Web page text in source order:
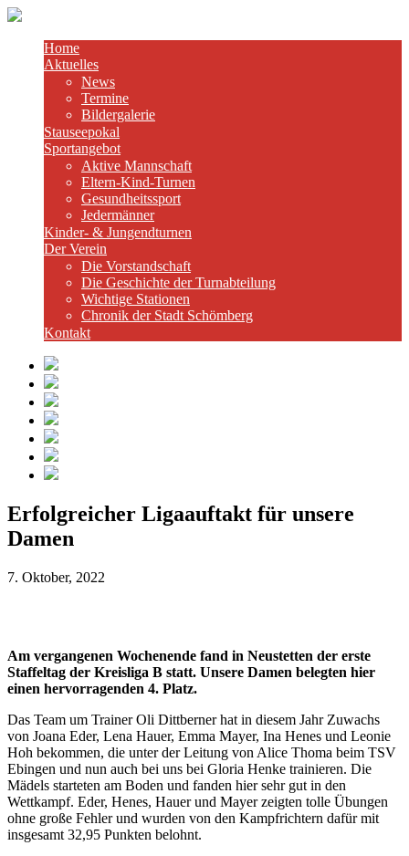
Home
Aktuelles
News
Termine
Bildergalerie
Stauseepokal
Sportangebot
Aktive Mannschaft
Eltern-Kind-Turnen
Gesundheitssport
Jedermänner
Kinder- & Jungendturnen
Der Verein
Die Vorstandschaft
Die Geschichte der Turnabteilung
Wichtige Stationen
Chronik der Stadt Schömberg
Kontakt
Erfolgreicher Ligaauftakt für unsere
Damen
7. Oktober, 2022
Am vergangenen Wochenende fand in Neustetten der erste
Staffeltag der Kreisliga B statt. Unsere Damen belegten hier
einen hervorragenden 4. Platz.
Das Team um Trainer Oli Dittberner hat in diesem Jahr Zuwachs
von Joana Eder, Lena Hauer, Emma Mayer, Ina Henes und Leonie
Hoh bekommen, die unter der Leitung von Alice Thoma beim TSV
Ebingen und nun auch bei uns bei Gloria Henke trainieren. Die
Mädels starteten am Boden und fanden hier sehr gut in den
Wettkampf. Eder, Henes, Hauer und Mayer zeigten tolle Übungen
ohne große Fehler und wurden von den Kampfrichtern dafür mit
insgesamt 32,95 Punkten belohnt.